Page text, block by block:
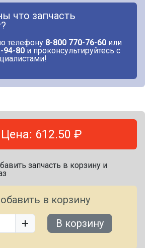
что запчасть
телефону 8-800 770-76-60 или
94-80 и проконсультируйтесь с
Цена: 612.50 ₽
запчасть в корзину и
в корзину
+ В корзину